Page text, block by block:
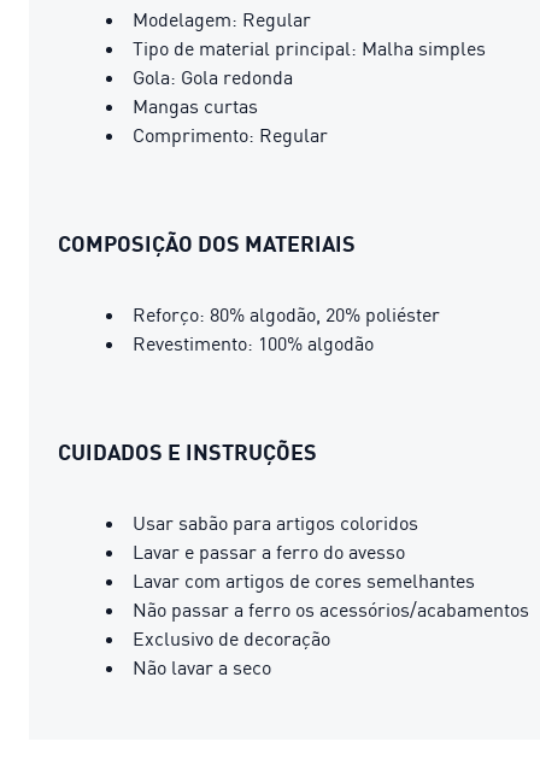
Modelagem: Regular
Tipo de material principal: Malha simples
Gola: Gola redonda
Mangas curtas
Comprimento: Regular
COMPOSIÇÃO DOS MATERIAIS
Reforço: 80% algodão, 20% poliéster
Revestimento: 100% algodão
CUIDADOS E INSTRUÇÕES
Usar sabão para artigos coloridos
Lavar e passar a ferro do avesso
Lavar com artigos de cores semelhantes
Não passar a ferro os acessórios/acabamentos
Exclusivo de decoração
Não lavar a seco